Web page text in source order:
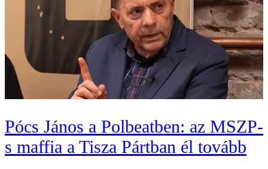
Pócs János a Polbeatben: az MSZP-
s maffia a Tisza Pártban él tovább